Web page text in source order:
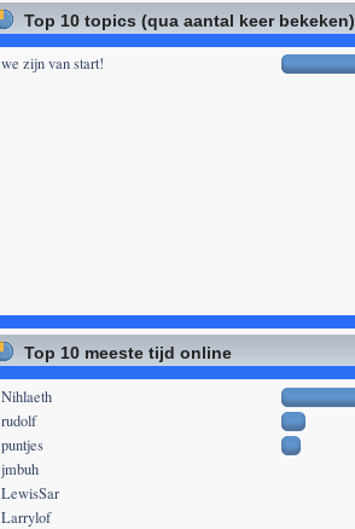
Top 10 topics (qua aantal keer bekeken)
we zijn van start!
Top 10 meeste tijd online
Nihlaeth
rudolf
puntjes
jmbuh
LewisSar
Larrylof